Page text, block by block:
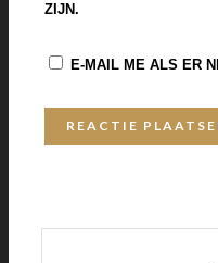
ZIJN.
E-MAIL ME ALS ER